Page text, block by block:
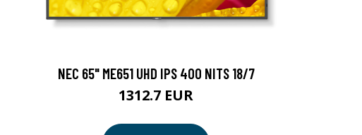
NEC 65" ME651 UHD IPS 400 NITS 18/7
1312.7 EUR